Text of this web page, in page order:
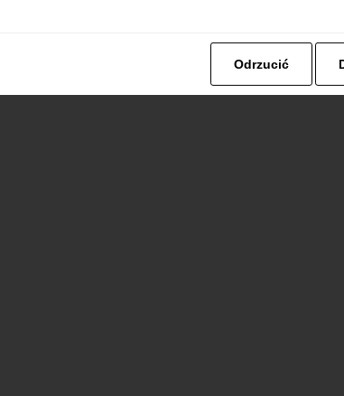
Odrzucić